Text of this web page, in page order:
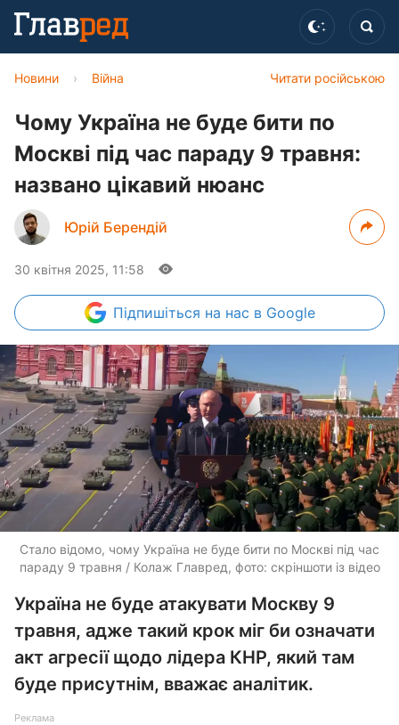
Читати російською
Новини › Війна
Чому Україна не буде бити по
Москві під час параду 9 травня:
названо цікавий нюанс
Юрій Берендій
30 квітня 2025, 11:58
Підпишіться на нас в Google
Стало відомо, чому Україна не буде бити по Москві під час
параду 9 травня / Колаж Главред, фото: скріншоти із відео
Україна не буде атакувати Москву 9
травня, адже такий крок міг би означати
акт агресії щодо лідера КНР, який там
буде присутнім, вважає аналітик.
Реклама